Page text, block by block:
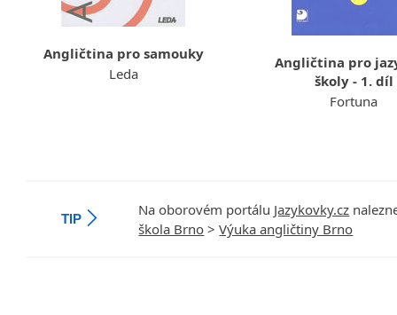
Angličtina pro samouky
Leda
Angličtina pro
školy - 1. díl
Fortuna
TIP
Na oborovém portálu Jazykovky.cz
škola Brno >Výuka angličtiny Brno